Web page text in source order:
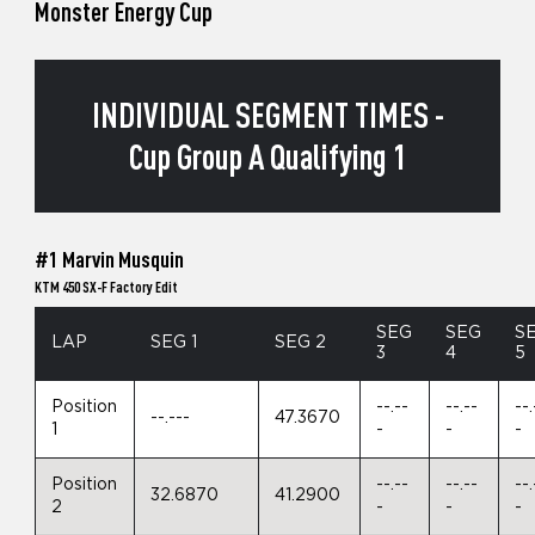
Monster Energy Cup
INDIVIDUAL SEGMENT TIMES -
Cup Group A Qualifying 1
#1 Marvin Musquin
KTM 450 SX-F Factory Edit
LAP SEG 1 SEG 2
SEG
3
SEG
4
5
Position
1
--.--- 47.3670
--.--
-
--.--
-
--
-
Position
2
32.6870 41.2900
--.--
-
--.--
-
--
-